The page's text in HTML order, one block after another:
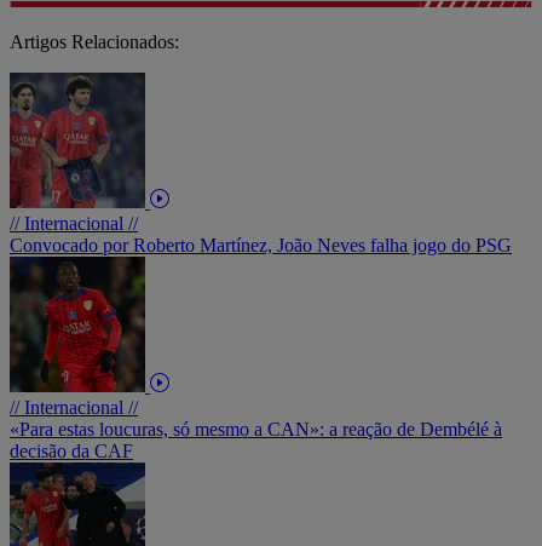
Artigos Relacionados:
// Internacional //
Convocado por Roberto Martínez, João Neves falha jogo do PSG
// Internacional //
«Para estas loucuras, só mesmo a CAN»: a reação de Dembélé à
decisão da CAF